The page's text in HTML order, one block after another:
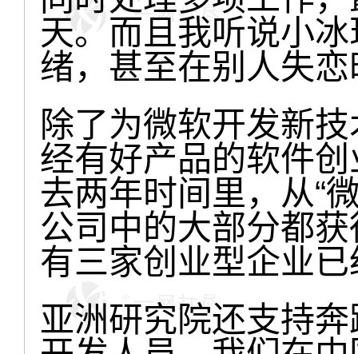
天。而且我听说小
绪，甚至在别人失
除了为微软开发新
经有好产品的软件
去两年时间里，从“
公司中的大部分都
有三家创业型企业
亚洲研究院还支持